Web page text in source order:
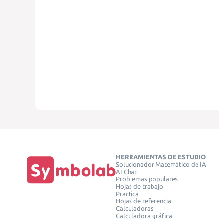
HERRAMIENTAS DE ESTUDIO
Solucionador Matemático de IA
AI Chat
Problemas populares
Hojas de trabajo
Practica
Hojas de referencia
Calculadoras
Calculadora gráfica